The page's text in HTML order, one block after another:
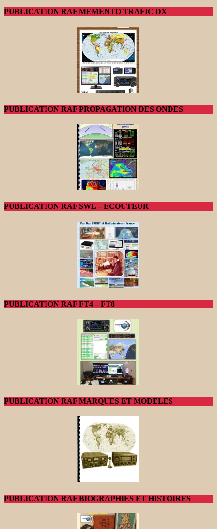
PUBLICATION RAF MEMENTO TRAFIC DX
PUBLICATION RAF PROPAGATION DES ONDES
PUBLICATION RAF SWL – ECOUTEUR
PUBLICATION RAF FT4 – FT8
PUBLICATION RAF MARQUES ET MODELES
PUBLICATION RAF BIOGRAPHIES ET HISTOIRES